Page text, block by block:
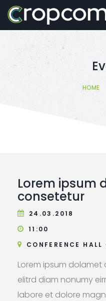
HOME
Lorem ipsum
consetetur
24.03.2018
11:00
CONFERENCE
Lorem ipsum
elitrd diam nonumy
labore et dolore